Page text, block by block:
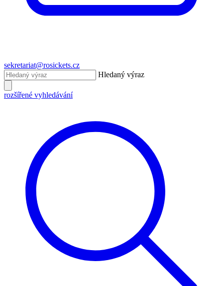
sekretariat@rosickets.cz
Hledaný výraz
rozšířené vyhledávání